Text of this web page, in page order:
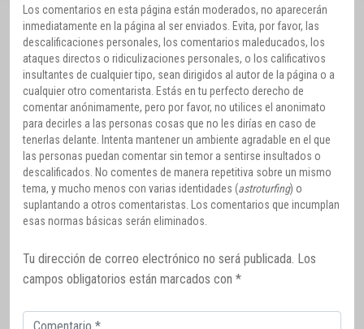
Los comentarios en esta página están moderados, no aparecerán
inmediatamente en la página al ser enviados. Evita, por favor, las
descalificaciones personales, los comentarios maleducados, los
ataques directos o ridiculizaciones personales, o los calificativos
insultantes de cualquier tipo, sean dirigidos al autor de la página o a
cualquier otro comentarista. Estás en tu perfecto derecho de
comentar anónimamente, pero por favor, no utilices el anonimato
para decirles a las personas cosas que no les dirías en caso de
tenerlas delante. Intenta mantener un ambiente agradable en el que
las personas puedan comentar sin temor a sentirse insultados o
descalificados. No comentes de manera repetitiva sobre un mismo
tema, y mucho menos con varias identidades (astroturfing) o
suplantando a otros comentaristas. Los comentarios que incumplan
esas normas básicas serán eliminados.
Tu dirección de correo electrónico no será publicada. Los
campos obligatorios están marcados con *
Comentario